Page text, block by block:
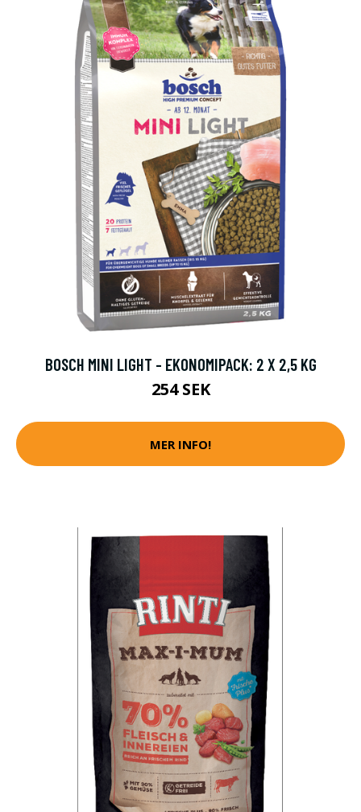
BOSCH MINI LIGHT - EKONOMIPACK: 2 X 2,5 KG
254 SEK
MER INFO!